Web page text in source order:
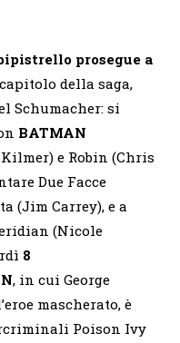
prosegue a
della saga,
Schumacher: si
BATMAN
e Robin (Chris
Due Facce
(Jim Carrey), e a
(Nicole
8
, in cui George
mascherato, è
Poison Ivy